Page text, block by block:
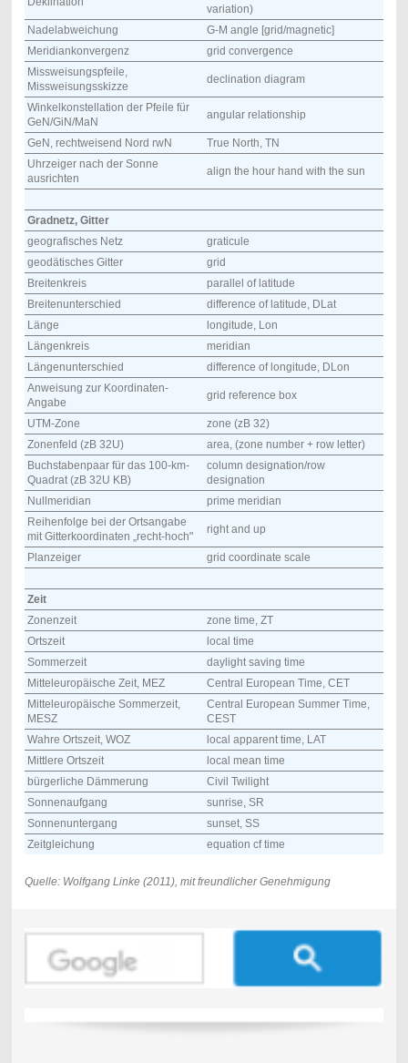
variation)
Nadelabweichung
G-M angle [grid/magnetic]
Meridiankonvergenz
grid convergence
Missweisungspfeile,
Missweisungsskizze
declination diagram
Winkelkonstellation der Pfeile für
GeN/GiN/MaN
angular relationship
GeN, rechtweisend Nord rwN
True North, TN
Uhrzeiger nach der Sonne
ausrichten
align the hour hand with the sun
Gradnetz, Gitter
geografisches Netz
graticule
geodätisches Gitter
grid
Breitenkreis
parallel of latitude
Breitenunterschied
difference of latitude, DLat
Länge
longitude, Lon
Längenkreis
meridian
Längenunterschied
difference of longitude, DLon
Anweisung zur Koordinaten-
Angabe
grid reference box
UTM-Zone
zone (zB 32)
Zonenfeld (zB 32U)
area, (zone number + row letter)
Buchstabenpaar für das 100-km-
Quadrat (zB 32U KB)
column designation/row
designation
Nullmeridian
prime meridian
Reihenfolge bei der Ortsangabe
mit Gitterkoordinaten „recht-hoch"
right and up
Planzeiger grid coordinate scale
Zeit
Zonenzeit
zone time, ZT
Ortszeit
local time
Sommerzeit
daylight saving time
Mitteleuropäische Zeit, MEZ
Central European Time, CET
Mitteleuropäische Sommerzeit,
MESZ
Central European Summer Time,
CEST
Wahre Ortszeit, WOZ
local apparent time, LAT
Mittlere Ortszeit
local mean time
bürgerliche Dämmerung
Civil Twilight
Sonnenaufgang
sunrise, SR
Sonnenuntergang
sunset, SS
Zeitgleichung
equation cf time
Quelle: Wolfgang Linke (2011), mit freundlicher Genehmigung